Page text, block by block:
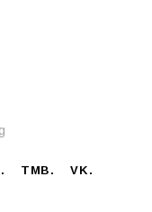
TMB VK